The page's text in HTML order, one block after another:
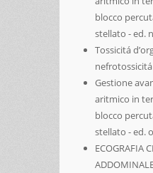
blocco
stellato - ed.
Tossicitá
nefrotossicitá
Gestione
aritmico in
blocco
stellato - ed.
ECOGRAFIA